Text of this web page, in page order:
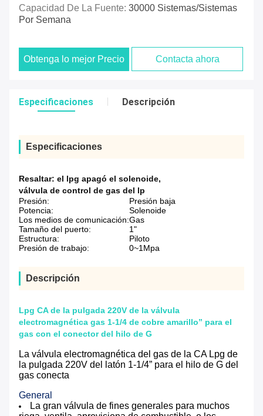
Capacidad De La Fuente: 30000 Sistemas/sistemas
Por Semana
Obtenga lo mejor Precio Contacta ahora
Especificaciones Descripción
Especificaciones
Resaltar: el lpg apagó el solenoide,
válvula de control de gas del lp
Presión:
Presión baja
Potencia:
Solenoide
Los medios de comunicación:Gas
Tamaño del puerto:
1"
Estructura:
Piloto
Presión de trabajo:
0~1Mpa
Descripción
Lpg CA de la pulgada 220V de la válvula
electromagnética gas 1-1/4 de cobre amarillo” para el
gas con el conector del hilo de G
La válvula electromagnética del gas de la CA Lpg de
la pulgada 220V del latón 1-1/4” para el hilo de G del
gas conecta
General
La gran válvula de fines generales para muchos